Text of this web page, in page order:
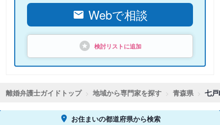
Webで相談
検討リストに追加
離婚弁護士ガイドトップ 地域から専門家を探す 青森県 七
お住まいの都道府県から検索